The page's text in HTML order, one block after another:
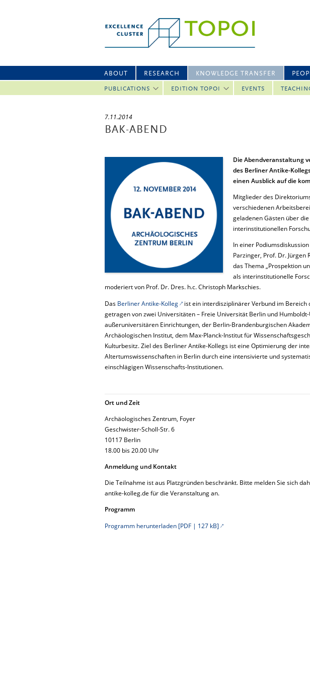
ABOUT RESEARCH KNOWLEDGE TRANSFER
PUBLICATIONS EDITION TOPOI EVENTS
7.11.2014
BAK-ABEND
Die Abendveranstaltung
des Berliner Antike-
einen Ausblick auf die
Mitglieder des
verschiedenen
geladenen Gästen über
interinstitutionellen
In einer
Parzinger, Prof. Dr. Jürgen
das Thema „Prospektion
als interinstitutionelle
moderiert von Prof. Dr. Dres. h.c. Christoph Markschies.
Das Berliner Antike-Kolleg
ist ein interdisziplinärer Verbund im
getragen von zwei Universitäten – Freie Universität Berlin und
außeruniversitären Einrichtungen, der Berlin-Brandenburgischen
Archäologischen Institut, dem Max-Planck-Institut für
Kulturbesitz. Ziel des Berliner Antike-Kollegs ist eine Optimierung der
Altertumswissenschaften in Berlin durch eine intensivierte und
einschlägigen Wissenschafts-Institutionen.
Ort und Zeit
Archäologisches Zentrum, Foyer
Geschwister-Scholl-Str. 6
10117 Berlin
18.00 bis 20.00 Uhr
Anmeldung und Kontakt
Die Teilnahme ist aus Platzgründen beschränkt. Bitte melden Sie sich
antike-kolleg.de für die Veranstaltung an.
Programm
Programm herunterladen [PDF | 127 kB]